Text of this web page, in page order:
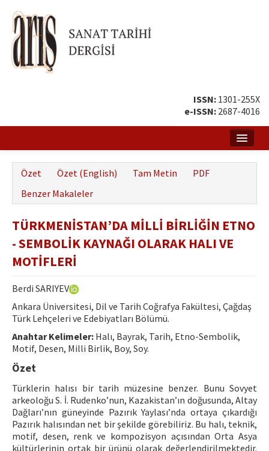
ISSN: 1301-255X
e-ISSN: 2687-4016
Amaç ve Kapsam
Yayın ve Editör Kurulu
Yazar Rehberi
Yayın Politikaları
İletişim
Özet Özet (English) Tam Metin
PDF
Benzer Makaleler
TÜRKMENİSTAN’DA MİLLİ BİRLİĞİN ETNO
- SEMBOLİK KAYNAĞI OLARAK HALI VE
MOTİFLERİ
Berdi SARIYEV
Ankara Üniversitesi, Dil ve Tarih Coğrafya Fakültesi, Çağdaş
Türk Lehçeleri ve Edebiyatları Bölümü.
Anahtar Kelimeler: Halı, Bayrak, Tarih, Etno-Sembolik,
Motif, Desen, Milli Birlik, Boy, Soy.
Özet
Türklerin halısı bir tarih müzesine benzer. Bunu Sovyet
arkeoloğu S. İ. Rudenko’nun, Kazakistan’ın doğusunda, Altay
Dağları’nın güneyinde Pazırık Yaylası’nda ortaya çıkardığı
Pazırık halısından net bir şekilde görebiliriz. Bu halı, teknik,
motif, desen, renk ve kompozisyon açısından Orta Asya
kültürlerinin ortak bir ürünü olarak değerlendirilmektedir.